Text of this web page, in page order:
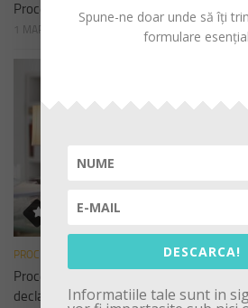
Procedura de sistem privind declararea
1 MARTIE 2023
PROCEDURI
Procedura operationala privind
declaratiilor de avere si interese
Spune-ne doar unde să îți
formulare
DESCARCA!
Informatiile tale sunt in